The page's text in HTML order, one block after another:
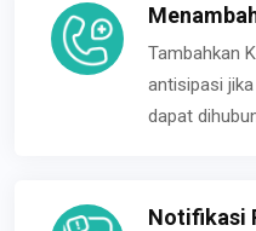
Tambahkan
antisipasi
dapat
Notifikasi